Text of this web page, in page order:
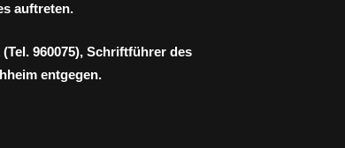
auftreten.
960075), Schriftführer des
entgegen.